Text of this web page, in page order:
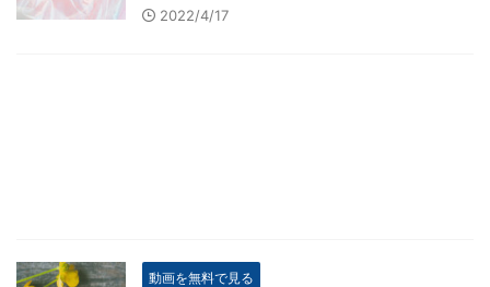
2022/4/17
動画を無料で見る